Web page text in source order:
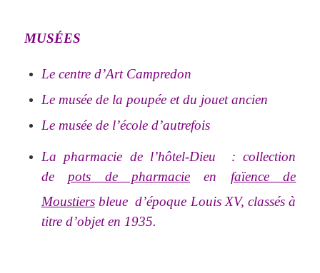
MUSÉES
Le centre d’Art Campredon
Le musée de la poupée et du jouet ancien
Le musée de l’école d’autrefois
La pharmacie de l’hôtel-Dieu
: collection
de pots de pharmacie en faïence de
Moustiersbleue d’époque Louis XV, classés à
titre d’objet en 1935.